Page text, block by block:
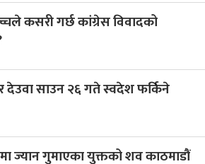
कसरी गर्छ कांग्रेस विवादको
देउवा साउन २६ गते स्वदेश फर्किने
ज्यान गुमाएका युक्तको शव काठमाडौं